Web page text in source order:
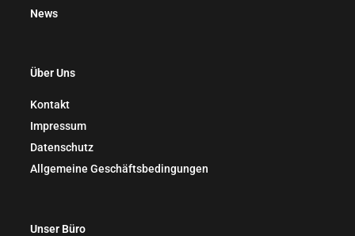
News
Über Uns
Kontakt
Impressum
Datenschutz
Allgemeine Geschäftsbedingungen
Unser Büro